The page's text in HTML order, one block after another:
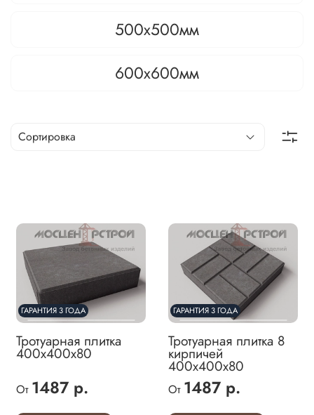
500х500мм
600х600мм
ГАРАНТИЯ 3 ГОДА
Тротуарная плитка
400х400х80
От 1487 р.
ГАРАНТИЯ 3 ГОДА
Тротуарная плитка 8
кирпичей
400х400х80
От 1487 р.